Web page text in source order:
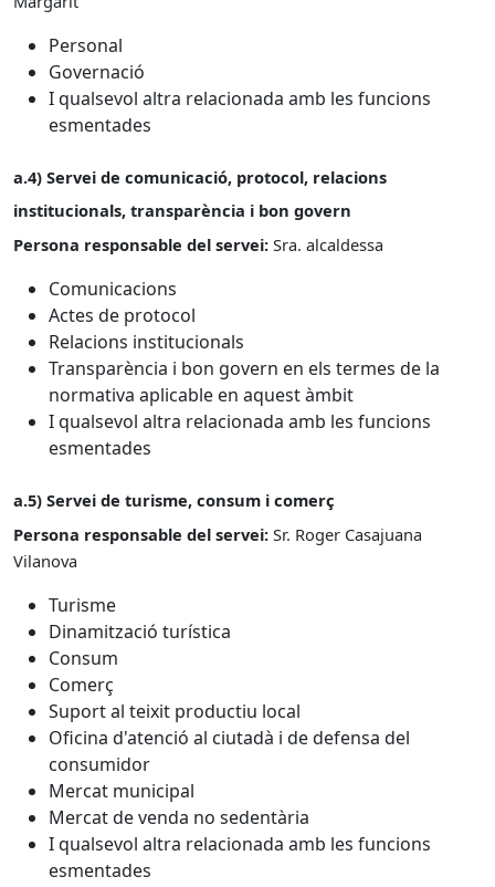
Personal
Governació
I qualsevol altra relacionada amb les funcions
esmentades
a.4) Servei de comunicació, protocol, relacions
institucionals, transparència i bon govern
Persona responsable del servei: Sra. alcaldessa
Comunicacions
Actes de protocol
Relacions institucionals
Transparència i bon govern en els termes de la
normativa aplicable en aquest àmbit
I qualsevol altra relacionada amb les funcions
esmentades
a.5) Servei de turisme, consum i comerç
Persona responsable del servei: Sr. Roger Casajuana
Vilanova
Turisme
Dinamització turística
Consum
Comerç
Suport al teixit productiu local
Oficina d'atenció al ciutadà i de defensa del
consumidor
Mercat municipal
Mercat de venda no sedentària
I qualsevol altra relacionada amb les funcions
esmentades